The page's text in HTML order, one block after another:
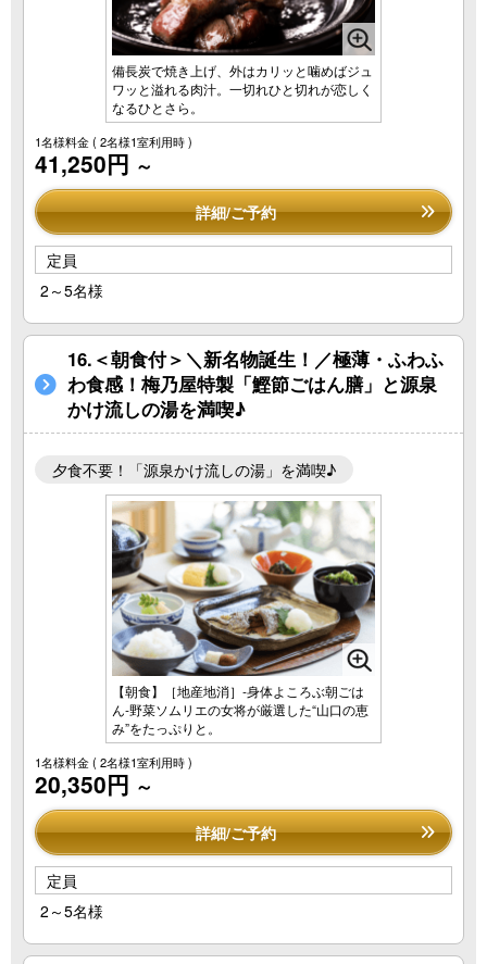
TEL.083-922-0051
お料理
温泉
お部屋
梅乃屋オリジナル商
品
アクセス
菜家だよりブログ
よくある質問
SDGsへの取り組み
ご宿泊プランからご予約
お部屋タイプからご予約
空室カレンダーからご予約
ご予約の確認・キャンセル
備長炭で焼き上げ、外はカリッと噛めばジュ
ワッと溢れる肉汁。一切れひと切れが恋しく
なるひとさら。
1名様料金( 2名様1室利用時 )
41,250円 ～
詳細/ご予約
定員
2～5名様
16.＜朝食付＞＼新名物誕生！／極薄・ふわふ
わ食感！梅乃屋特製「鰹節ごはん膳」と源泉
かけ流しの湯を満喫♪
夕食不要！「源泉かけ流しの湯」を満喫♪
【朝食】［地産地消］‐身体よころぶ朝ごは
ん‐野菜ソムリエの女将が厳選した“山口の恵
み”をたっぷりと。
1名様料金( 2名様1室利用時 )
20,350円 ～
詳細/ご予約
定員
2～5名様